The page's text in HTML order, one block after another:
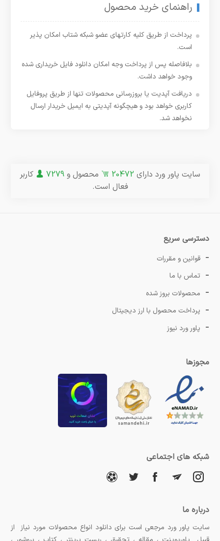
راهنمای خرید محصول
پرداخت از طریق کلیه کارتهای عضو شبکه شتاب امکان پذیر
است.
بلافاصله پس از پرداخت وجه امکان دانلود فایل خریداری شده
وجود خواهد داشت.
دریافت آپدیت یا بروزرسانی محصولات تنها از طریق پروفایل
کاربری خواهد بود و هیچگونه آپدیتی به ایمیل خریدار ارسال
نخواهد شد.
سایت پاور ورد دارای 20472 محصول و 7279
کاربر
فعال است.
دسترسی سریع
قوانین و مقررات
تماس با ما
محصولات بروز شده
پرداخت محصول با ارز دیجیتال
پاور ورد نیوز
مجوزها
شبکه های اجتماعی
درباره ما
سایت پاور ورد مرجعی است برای دانلود انواع محصولات مورد نیاز از